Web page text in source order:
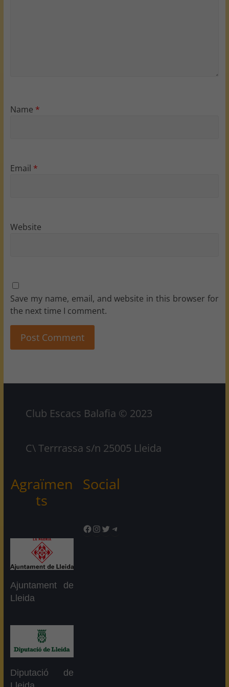
Name *
Email *
Website
Save my name, email, and website in this browser for
the next time I comment.
Club Escacs Balafia © 2023
C\ Terrrassa s/n 25005 Lleida
Agraïmen
ts
Ajuntament de
Lleida
Diputació de
Social
Facebook
Instagram
TwitterTelegram